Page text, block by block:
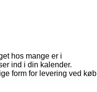
hos mange er i
ind i din kalender.
form for levering ved køb